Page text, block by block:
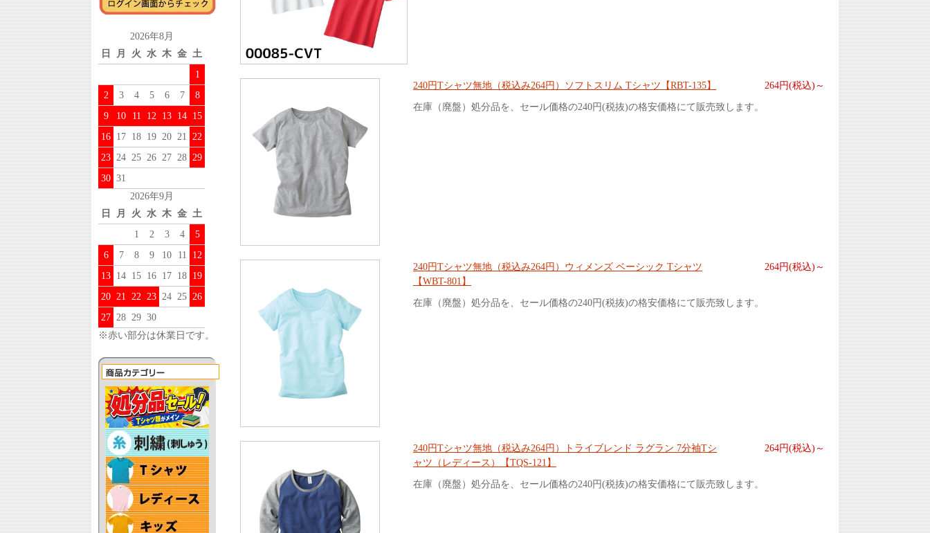
2026年8月
日
月 火 水 木 金 土
1
2
3 4 5 6 7
8
9
10 11 12 13 14 15
16 17 18 19 20 21 22
23 24 25 26 27 28 29
30 31
2026年9月
日
月 火 水 木 金 土
1
2 3 4
5
6
7 8 9 10 11
12
13 14 15 16 17 18 19
20 21 22 23 24 25 26
27 28 29 30
※赤い部分は休業日です。
264円(税込)～
240円Tシャツ無地（税込み264円）ソフトスリム Tシャツ【RBT-135】
在庫（廃盤）処分品を、セール価格の240円(税抜)の格安価格にて販売致します。
264円(税込)～
240円Tシャツ無地（税込み264円）ウィメンズ ベーシック Tシャツ
【WBT-801】
在庫（廃盤）処分品を、セール価格の240円(税抜)の格安価格にて販売致します。
264円(税込)～
240円Tシャツ無地（税込み264円）トライブレンド ラグラン 7分袖Tシ
ャツ（レディース）【TQS-121】
在庫（廃盤）処分品を、セール価格の240円(税抜)の格安価格にて販売致します。